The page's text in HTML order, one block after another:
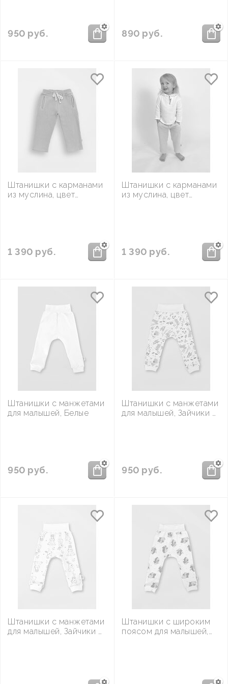
950 руб. 890 руб.
Штанишки с карманами
из муслина, цвет
1 390 руб.
Штанишки с карманами
из муслина, цвет
1 390 руб.
Штанишки с манжетами
для малышей, Белые
950 руб.
Штанишки с манжетами
для малышей, Зайчики в
950 руб.
Штанишки с манжетами
для малышей, Зайчики и
Штанишки с широким
поясом для малышей,